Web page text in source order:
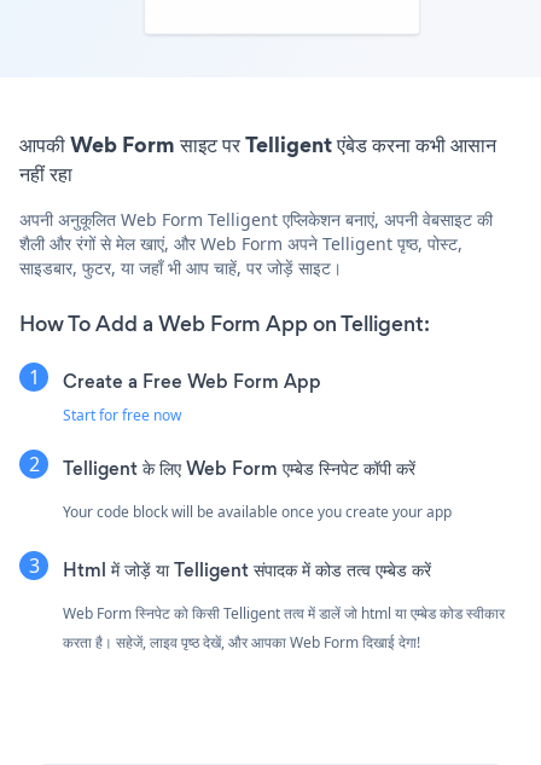
आपकी Web Form साइट पर Telligent एंबेड करना कभी आसान
नहीं रहा
अपनी अनुकूलित Web Form Telligent एप्लिकेशन बनाएं, अपनी वेबसाइट की
शैली और रंगों से मेल खाएं, और Web Form अपने Telligent पृष्ठ, पोस्ट,
साइडबार, फुटर, या जहाँ भी आप चाहें, पर जोड़ें साइट।
How To Add a Web Form App on Telligent:
Create a Free Web Form App
Start for free now
Telligent के लिए Web Form एम्बेड स्निपेट कॉपी करें
Your code block will be available once you create your app
Html में जोड़ें या Telligent संपादक में कोड तत्व एम्बेड करें
Web Form स्निपेट को किसी Telligent तत्व में डालें जो html या एम्बेड कोड स्वीकार
करता है। सहेजें, लाइव पृष्ठ देखें, और आपका Web Form दिखाई देगा!